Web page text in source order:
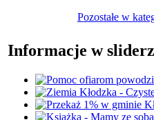
Pozostałe w
Informacje w